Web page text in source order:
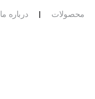
محصولات درباره ما